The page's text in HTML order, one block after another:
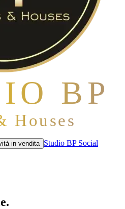
BP
Houses
in vendita Studio BP Social